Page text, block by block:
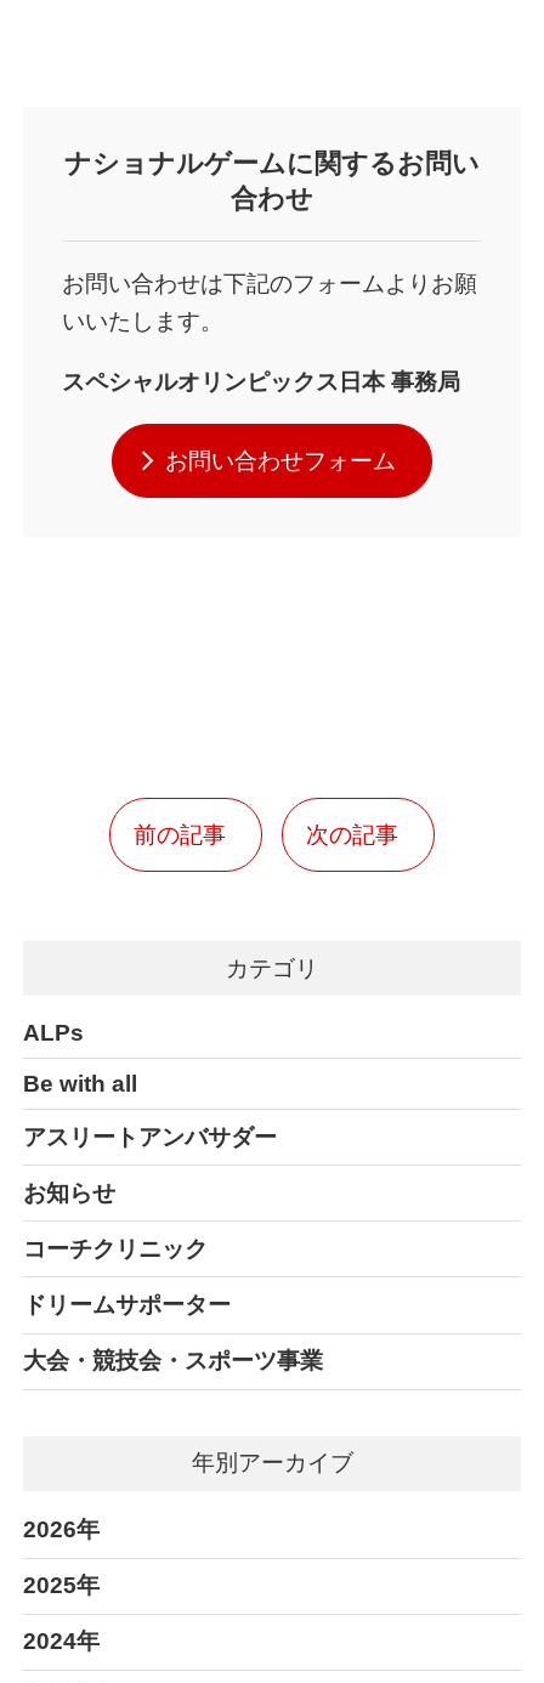
ナショナルゲームに関するお問い
合わせ
お問い合わせは下記のフォームよりお願
いいたします。
スペシャルオリンピックス日本 事務局
お問い合わせフォーム
前の記事 次の記事
カテゴリ
ALPs
Be with all
アスリートアンバサダー
お知らせ
コーチクリニック
ドリームサポーター
大会・競技会・スポーツ事業
年別アーカイブ
2026年
2025年
2024年